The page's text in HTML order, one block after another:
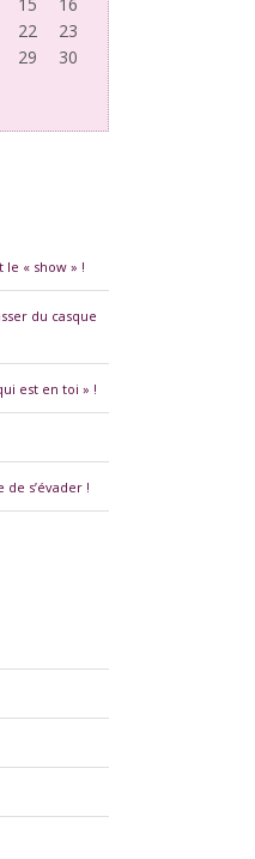
22
23
29
30
le « show » !
du casque
est en toi » !
de s’évader !